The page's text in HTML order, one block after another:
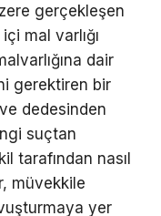
gerçekleşen
mal varlığı
dair
gerektiren bir
dedesinden
suçtan
tarafından nasıl
müvekkile
yer